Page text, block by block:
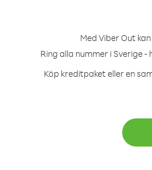
Med Viber Out
Ring alla nummer i Sverige
Köp kreditpaket eller en